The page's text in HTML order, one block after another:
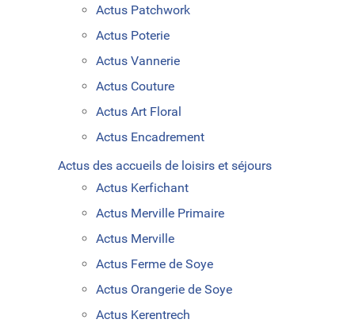
Actus Patchwork
Actus Poterie
Actus Vannerie
Actus Couture
Actus Art Floral
Actus Encadrement
Actus des accueils de loisirs et séjours
Actus Kerfichant
Actus Merville Primaire
Actus Merville
Actus Ferme de Soye
Actus Orangerie de Soye
Actus Kerentrech